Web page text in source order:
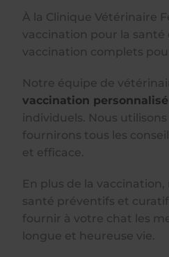
À la Clinique Vétérinaire
vaccination pour la santé
vaccination complets
Notre équipe de
vaccination
individuels. Nous
fournirons tous les
et efficace.
En plus de la
santé préventifs et
fournir à votre chat les
longue et heureuse vie.